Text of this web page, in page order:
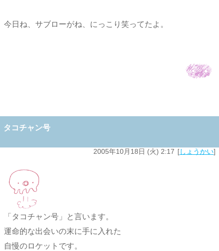
今日ね、サブローがね、にっこり笑ってたよ。
タコチャン号
2005年10月18日 (火) 2:17 しょうかい
「タコチャン号」と言います。
運命的な出会いの末に手に入れた
自慢のロケットです。